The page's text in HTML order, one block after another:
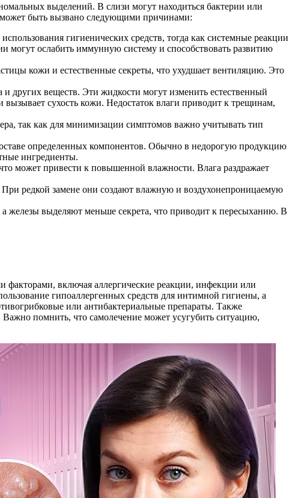
выделений. В слизи могут находиться бактерии или
может быть вызвано следующими причинами:
гигиенических средств, тогда как системные реакции
могут ослабить иммунную систему и способствовать развитию
кожи и естественные секреты, что ухудшает вентиляцию. Это
других веществ. Эти жидкости могут изменить естественный
сухость кожи. Недостаток влаги приводит к трещинам,
так как для минимизации симптомов важно учитывать тип
определенных компонентов. Обычно в недорогую продукцию
ингредиенты.
может привести к повышенной влажности. Влага раздражает
При редкой замене они создают влажную и воздухонепроницаемую
железы выделяют меньше секрета, что приводит к пересыханию. В
факторами, включая аллергические реакции, инфекции или
гипоаллергенных средств для интимной гигиены, а
или антибактериальные препараты. Также
помнить, что самолечение может усугубить ситуацию,